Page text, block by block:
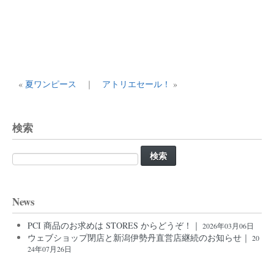
« 夏ワンピース ｜ アトリエセール！ »
検索
検
索:
News
PCI 商品のお求めは STORES からどうぞ！｜ 2026年03月06日
ウェブショップ閉店と新潟伊勢丹直営店継続のお知らせ｜ 20
24年07月26日